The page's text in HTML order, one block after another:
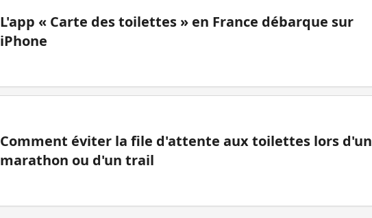
L'app « Carte des toilettes » en France débarque sur
iPhone
Comment éviter la file d'attente aux toilettes lors d'un
marathon ou d'un trail